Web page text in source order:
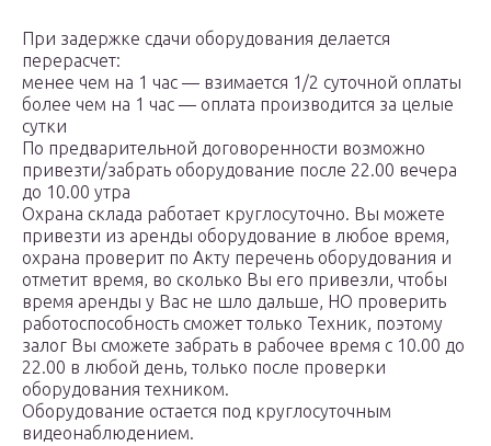
При задержке сдачи оборудования делается
перерасчет:
менее чем на 1 час — взимается 1/2 суточной оплаты
более чем на 1 час — оплата производится за целые
сутки
По предварительной договоренности возможно
привезти/забрать оборудование после 22.00 вечера
до 10.00 утра
Охрана склада работает круглосуточно. Вы можете
привезти из аренды оборудование в любое время,
охрана проверит по Акту перечень оборудования и
отметит время, во сколько Вы его привезли, чтобы
время аренды у Вас не шло дальше, НО проверить
работоспособность сможет только Техник, поэтому
залог Вы сможете забрать в рабочее время с 10.00 до
22.00 в любой день, только после проверки
оборудования техником.
Оборудование остается под круглосуточным
видеонаблюдением.